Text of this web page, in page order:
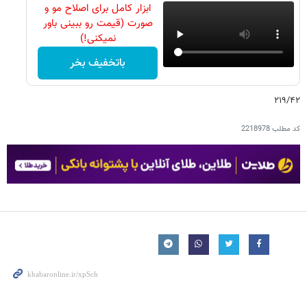
ابزار کامل برای اصلاح مو و
صورت (قیمت رو ببینی باور
نمیکنی!)
باتخفیف بخر
۲۱۹/۴۲
کد مطلب2218978